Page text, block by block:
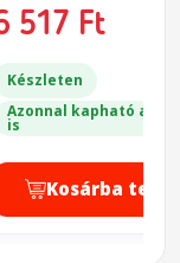
517 Ft
Készleten
Azonnal kapható a
is
Kosárba